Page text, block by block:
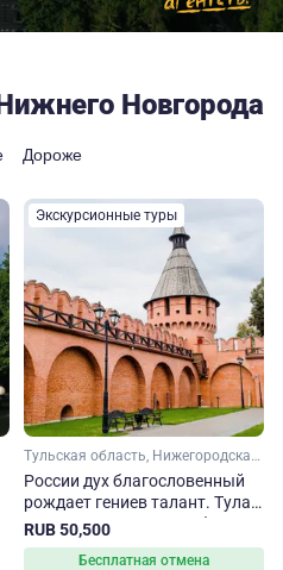
Новгорода
Дороже
Экскурсионные туры
Тульская область, Нижегородская область, Липецкая область, Тамбовская область
России дух благословенный
рождает гениев талант. Тула
– Липецк – Елец – Тамбов –
Пенза – Нижний Новгород
RUB 50,500
Бесплатная отмена